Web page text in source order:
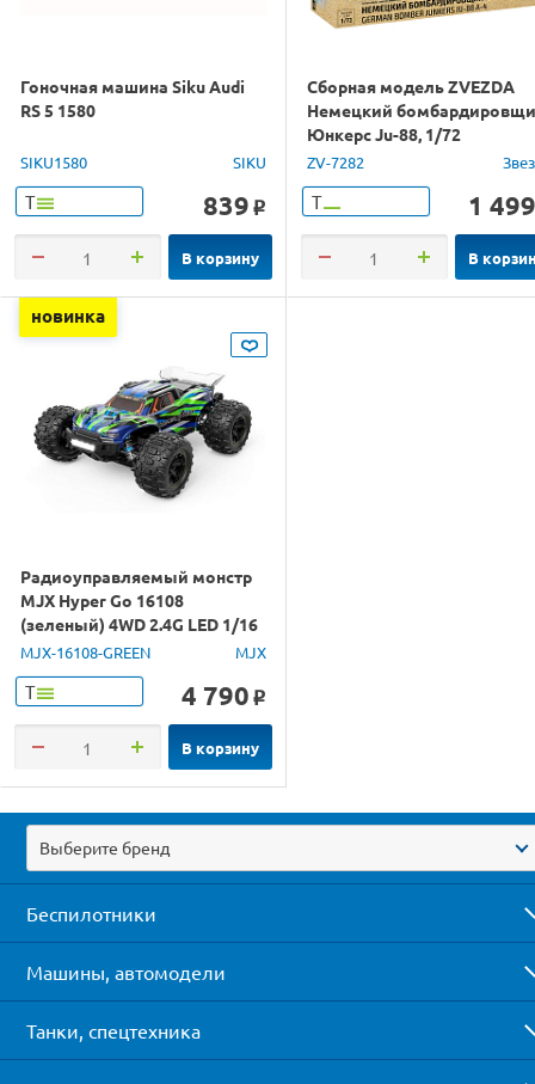
Гоночная машина Siku Audi
RS 5 1580
SIKU1580 SIKU
Т 839 o
В корзину
Сборная модель ZVEZDA
Немецкий
Юнкерс Ju-88, 1/72
ZV-7282
Т 1 499
В
новинка
Радиоуправляемый монстр
MJX Hyper Go 16108
(зеленый) 4WD 2.4G LED 1/16
RTR
MJX-16108-GREEN MJX
Т 4 790 o
В корзину
Выберите бренд
Беспилотники
Машины, автомодели
Танки, спецтехника